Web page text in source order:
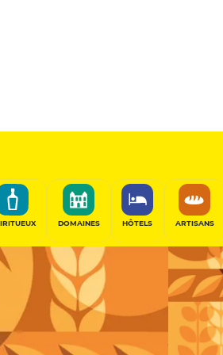
DOMAINES HÔTELS ARTISANS